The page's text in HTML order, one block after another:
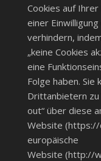
Cookies auf
einer
verhindern,
„keine Cookies
eine
Folge haben. Sie
Drittanbietern
out“ über diese
Website
europäische
Website (http://